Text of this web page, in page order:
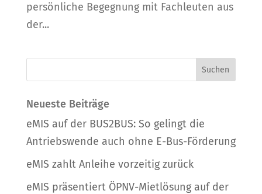
persönliche Begegnung mit Fachleuten aus
der...
Neueste Beiträge
eMIS auf der BUS2BUS: So gelingt die
Antriebswende auch ohne E-Bus-Förderung
eMIS zahlt Anleihe vorzeitig zurück
eMIS präsentiert ÖPNV-Mietlösung auf der